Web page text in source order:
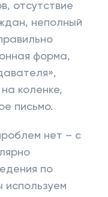
отсутствие
неполный
форма,
коленке,
письмо.
нет – с
по
используем